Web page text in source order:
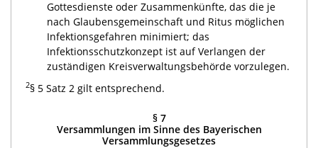
Gottesdienste oder Zusammenkünfte, das die je
nach Glaubensgemeinschaft und Ritus möglichen
Infektionsgefahren minimiert; das
Infektionsschutzkonzept ist auf Verlangen der
zuständigen Kreisverwaltungsbehörde vorzulegen.
2§ 5 Satz 2 gilt entsprechend.
§ 7
Versammlungen im Sinne des Bayerischen
Versammlungsgesetzes